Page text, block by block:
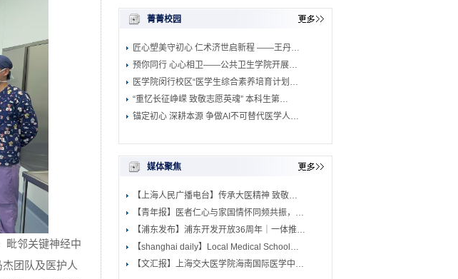
毗邻关键神经中
团队及医护人
菁菁校园
匠心塑美守初心 仁术济世启新程 ——王丹…
预你同行 心心相卫——公共卫生学院开展…
医学院闵行校区“医学生综合素养培育计划…
“重忆长征峥嵘 致敬志愿英魂” 本科生第…
锚定初心 深耕本源 争做AI不可替代医学人…
媒体聚焦
【上海人民广播电台】传承大医精神 致敬…
【青年报】医者仁心与家国情怀同频共振，…
【浦东发布】浦东开发开放36周年｜一体推…
【shanghai daily】Local Medical School…
【文汇报】上海交大医学院海南国际医学中…